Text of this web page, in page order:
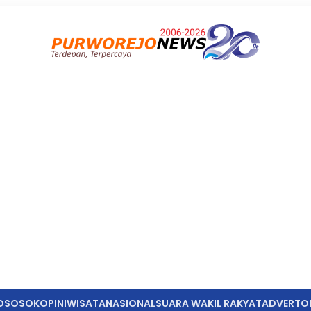
SOSOKOPINIWISATANASIONALSUARA WAKIL RAKYAT